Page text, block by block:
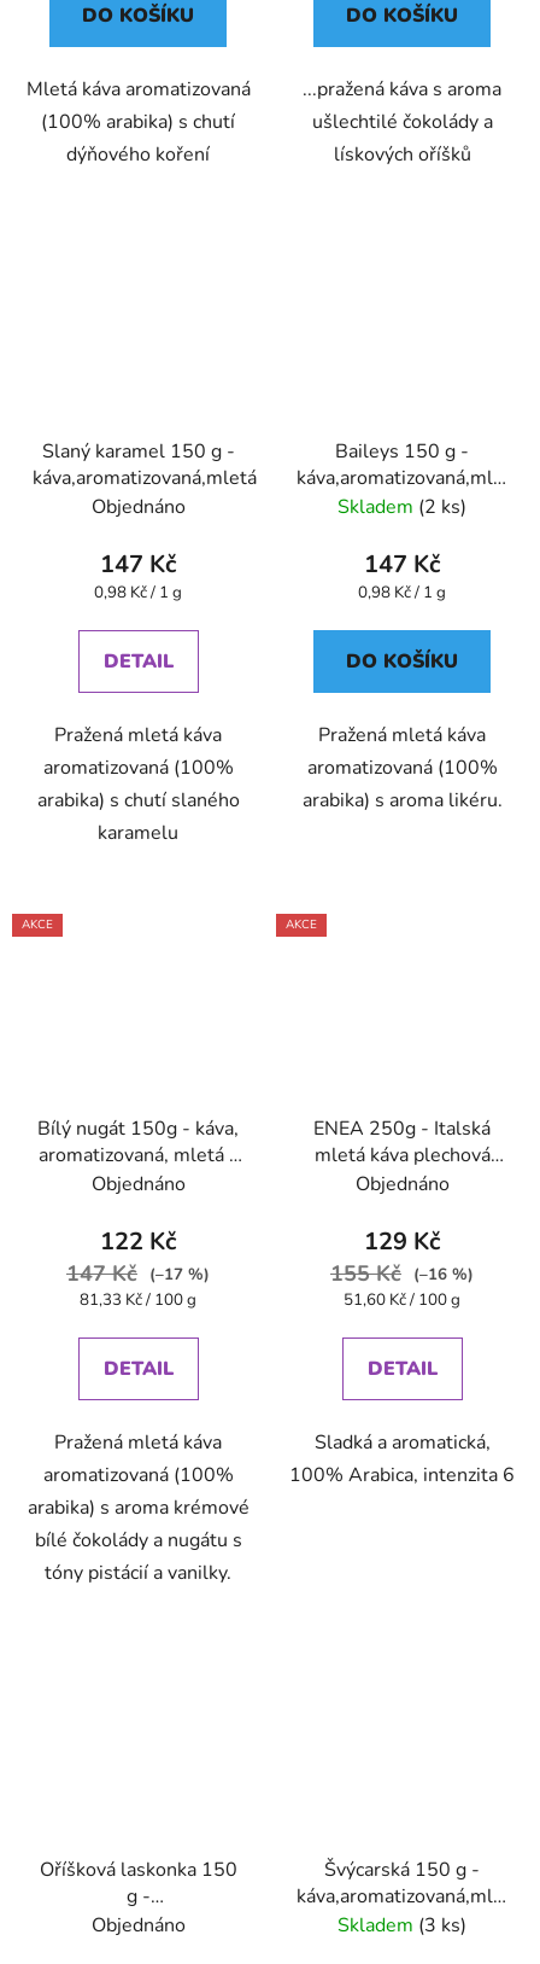
DO KOŠÍKU
Mletá káva aromatizovaná
(100% arabika) s chutí
dýňového koření
DO KOŠÍKU
...pražená káva s aroma
ušlechtilé čokolády a
lískových oříšků
Slaný karamel 150 g -
káva,aromatizovaná,mletá
Objednáno
147 Kč
Měrná
0,98 Kč / 1 g
DETAIL
Pražená mletá káva
aromatizovaná (100%
arabika) s chutí slaného
karamelu
Baileys 150 g -
káva,aromatizovaná,mletá
- Oxalis
Skladem (2 ks)
147 Kč
Měrná
0,98 Kč / 1 g
DO KOŠÍKU
Pražená mletá káva
aromatizovaná (100%
arabika) s aroma likéru.
AKCE
Bílý nugát 150g - káva,
aromatizovaná, mletá -
Oxalis
Objednáno
122 Kč
147 Kč
(–17 %)
Měrná
81,33 Kč / 100 g
DETAIL
Pražená mletá káva
aromatizovaná (100%
arabika) s aroma krémové
bílé čokolády a nugátu s
tóny pistácií a vanilky.
AKCE
ENEA 250g - Italská
mletá káva plechová
dóza Caffe Pompeii
Objednáno
129 Kč
155 Kč
(–16 %)
Měrná
51,60 Kč / 100 g
DETAIL
Sladká a aromatická,
100% Arabica, intenzita 6
Oříšková laskonka 150
g -
káva,aromatizovaná,mletá
Objednáno
Švýcarská 150 g -
káva,aromatizovaná,mletá
- Oxalis
Skladem (3 ks)